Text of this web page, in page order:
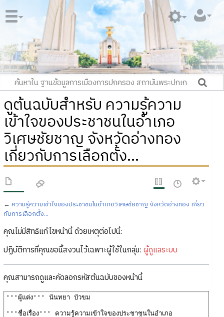
ดูต้นฉบับสำหรับ ความรู้ความ
เข้าใจของประชาชนในอำเภอ
วิเศษชัยชาญ จังหวัดอ่างทอง
เกี่ยวกับการเลือกตั้ง...
← ความรู้ความเข้าใจของประชาชนในอำเภอวิเศษชัยชาญ จังหวัดอ่างทอง เกี่ยว
กับการเลือกตั้ง...
คุณไม่มีสิทธิแก้ไขหน้านี้ ด้วยเหตุต่อไปนี้:
ปฏิบัติการที่คุณขอนี้สงวนไว้เฉพาะผู้ใช้ในกลุ่ม: ผู้ดูแลระบบ
คุณสามารถดูและคัดลอกรหัสต้นฉบับของหน้านี้